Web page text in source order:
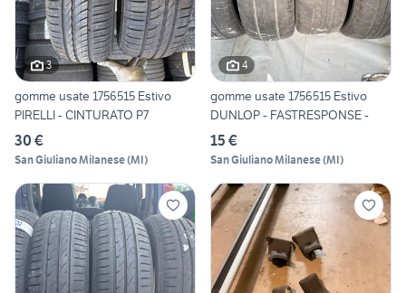
3
gomme usate 1756515 Estivo
PIRELLI - CINTURATO P7
30 €
San Giuliano Milanese(MI)
4
gomme usate 1756515 Estivo
DUNLOP - FASTRESPONSE -
15 €
San Giuliano Milanese(MI)